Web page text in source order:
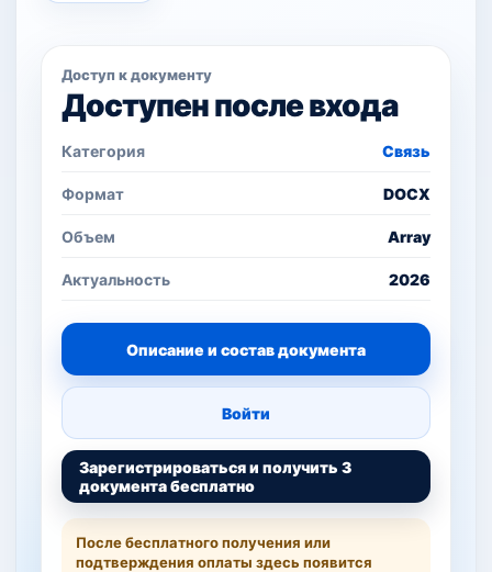
Доступ к документу
Доступен после входа
Категория Связь
Формат DOCX
Объем Array
Актуальность 2026
Описание и состав документа
Войти
Зарегистрироваться и получить 3
документа бесплатно
После бесплатного получения или
подтверждения оплаты здесь появится